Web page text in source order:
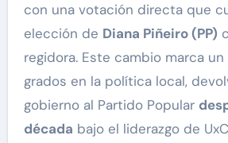
con una votación directa que
elección de Diana Piñeiro (PP)
regidora. Este cambio marca un
grados en la política local,
gobierno al Partido Popular
década bajo el liderazgo de